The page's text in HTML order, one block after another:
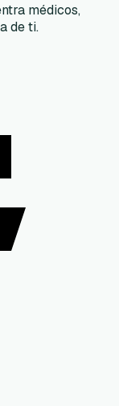
médicos,
de ti.